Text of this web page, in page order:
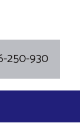
250-930